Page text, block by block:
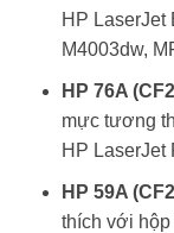
HP LaserJet
M4003dw,
HP 76A
mực tương
HP LaserJet
HP 59A
thích với hộp